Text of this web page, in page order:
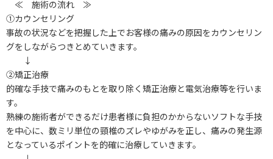
≪ 施術の流れ ≫
①カウンセリング
事故の状況などを把握した上でお客様の痛みの原因をカウンセリン
グをしながらつきとめていきます。
↓
②矯正治療
的確な手技で痛みのもとを取り除く矯正治療と電気治療等を行いま
す。
熟練の施術者ができるだけ患者様に負担のかからないソフトな手技
を中心に、数ミリ単位の頸椎のズレやゆがみを正し、痛みの発生源
となっているポイントを的確に治療していきます。